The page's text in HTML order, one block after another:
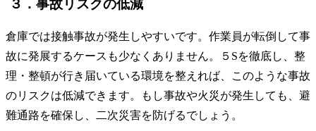
３．事故リスクの低減
倉庫では接触事故が発生しやすいです。作業員が転倒して事
故に発展するケースも少なくありません。５Sを徹底し、整
理・整頓が行き届いている環境を整えれば、このような事故
のリスクは低減できます。もし事故や火災が発生しても、避
難通路を確保し、二次災害を防げるでしょう。